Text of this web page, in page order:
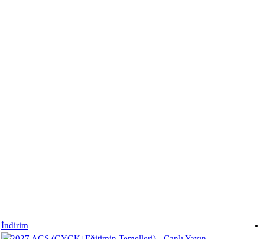
İndirim